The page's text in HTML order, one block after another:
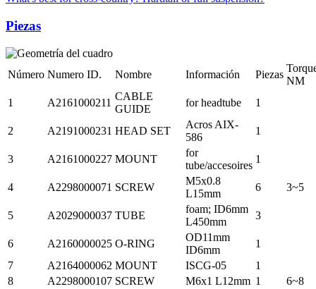
Piezas
Número Numero ID. Nombre Información Piezas
NM
1
A2161000211
CABLE
GUIDE
for headtube 1
2 A2191000231 HEAD SET
Acros AIX-
586
1
3 A2161000227 MOUNT
for
tube/accesoires
1
4 A2298000071 SCREW
M5x0.8
L15mm
6 3~5
5 A2029000037 TUBE
foam; ID6mm
L450mm
3
6 A2160000025 O-RING
OD11mm
ID6mm
1
7
A2164000062 MOUNT ISCG-05
1
8
A2298000107 SCREW M6x1 L12mm 1 6~8